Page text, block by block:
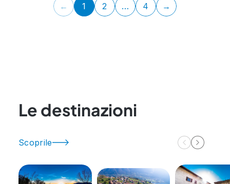
← 1 2 … 4 →
Le destinazioni
Scoprile